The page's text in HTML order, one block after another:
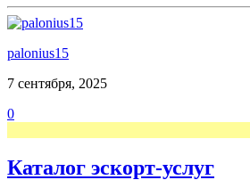
palonius15
7 сентября, 2025
0
Каталог эскорт-услуг